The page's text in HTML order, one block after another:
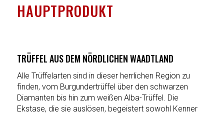
HAUPTPRODUKT
TRÜFFEL AUS DEM NÖRDLICHEN WAADTLAND
Alle Trüffelarten sind in dieser herrlichen Region zu
finden, vom Burgundertrüffel über den schwarzen
Diamanten bis hin zum weißen Alba-Trüffel. Die
Ekstase, die sie auslösen, begeistert sowohl Kenner